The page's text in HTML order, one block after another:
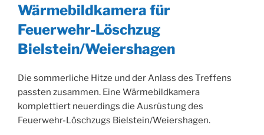
Wärmebildkamera für
Feuerwehr-Löschzug
Bielstein/Weiershagen
Die sommerliche Hitze und der Anlass des Treffens
passten zusammen. Eine Wärmebildkamera
komplettiert neuerdings die Ausrüstung des
Feuerwehr-Löschzugs Bielstein/Weiershagen.